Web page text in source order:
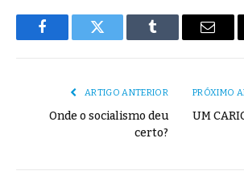
FacebookTwitter Tumblr
E-
ARTIGO ANTERIOR
Onde o socialismo deu
certo?
PRÓXIMO
UM